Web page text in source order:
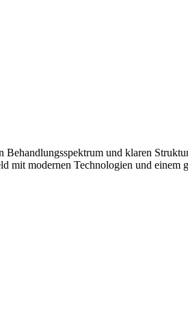
und klaren
modernen Technologien und einem